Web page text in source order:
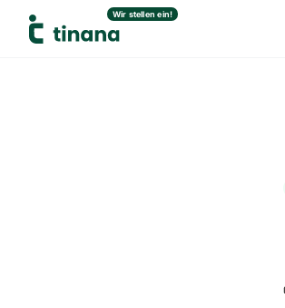
Zum Inhalt springen
Wir stellen ein!